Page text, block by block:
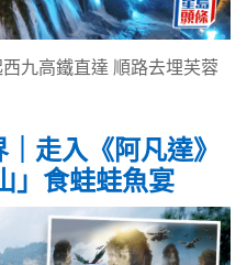
九高鐵直達 順路去埋芙蓉
走入《阿凡達》
」食蛙蛙魚宴